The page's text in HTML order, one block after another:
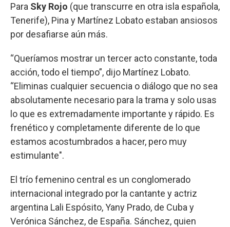
Para Sky Rojo (que transcurre en otra isla española,
Tenerife), Pina y Martínez Lobato estaban ansiosos
por desafiarse aún más.
“Queríamos mostrar un tercer acto constante, toda
acción, todo el tiempo”, dijo Martínez Lobato.
“Eliminas cualquier secuencia o diálogo que no sea
absolutamente necesario para la trama y solo usas
lo que es extremadamente importante y rápido. Es
frenético y completamente diferente de lo que
estamos acostumbrados a hacer, pero muy
estimulante".
El trío femenino central es un conglomerado
internacional integrado por la cantante y actriz
argentina Lali Espósito, Yany Prado, de Cuba y
Verónica Sánchez, de España. Sánchez, quien